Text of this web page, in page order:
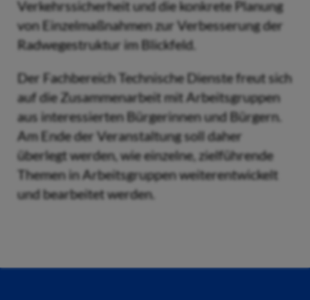
Verkehrssicherheit und die konkrete Planung
von Einzelmaßnahmen zur Verbesserung der
Radwegestruktur im Blickfeld.
Der Fachbereich Technische Dienste freut sich
auf die Zusammenarbeit mit Arbeitsgruppen
aus interessierten Bürgerinnen und Bürgern.
Am Ende der Veranstaltung soll daher
überlegt werden, wie einzelne, zielführende
Themen in Arbeitsgruppen weiterentwickelt
und bearbeitet werden.